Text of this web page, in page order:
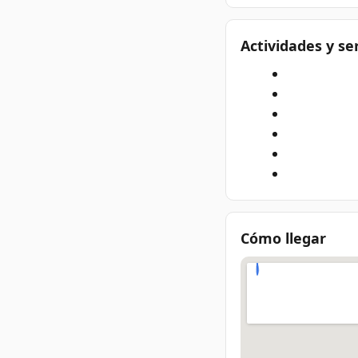
Actividades y
Cómo llegar